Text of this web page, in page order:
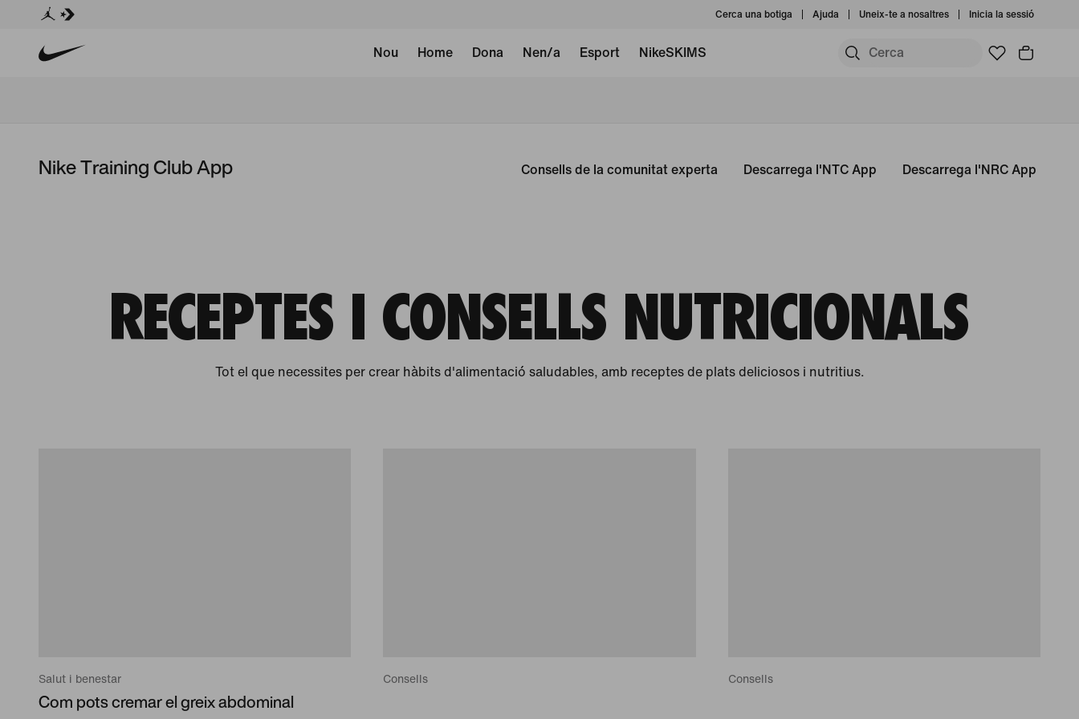
Cerca una botiga Ajuda Uneix-te a nosaltres Inicia la sessió
Nou Home Dona Nen/a Esport NikeSKIMS
Nike Training Club App Consells de la comunitat experta Descarrega l'NTC App Descarrega l'NRC App
RECEPTES I CONSELLS NUTRICIONALS
Tot el que necessites per crear hàbits d'alimentació saludables, amb receptes de plats deliciosos i nutritius.
Salut i benestar
Com pots cremar el greix abdominal
Consells Consells